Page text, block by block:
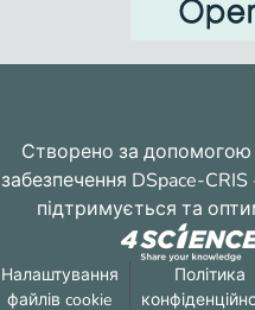
Створено за допомогою
забезпечення DSpace-CRIS
підтримується та
Налаштування
файлів cookie
Політика